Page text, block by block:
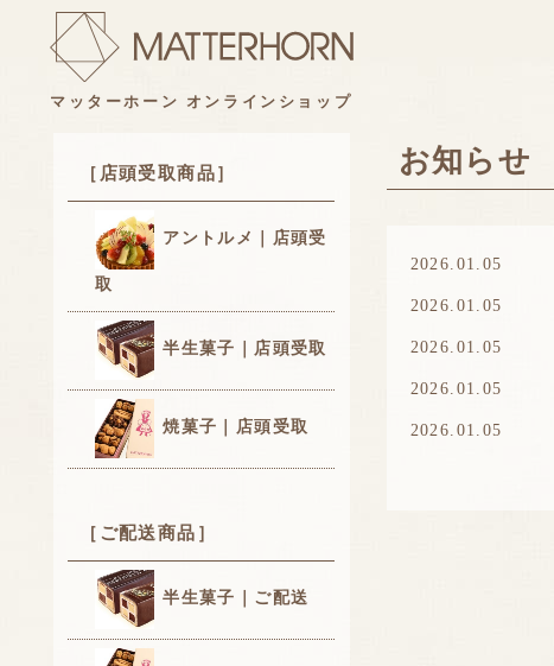
マッターホーン オンラインショップ
［店頭受取商品］
アントルメ｜店頭受
取
半生菓子｜店頭受取
焼菓子｜店頭受取
［ご配送商品］
半生菓子｜ご配送
お知らせ
2026.01.05
2026.01.05
2026.01.05
2026.01.05
2026.01.05